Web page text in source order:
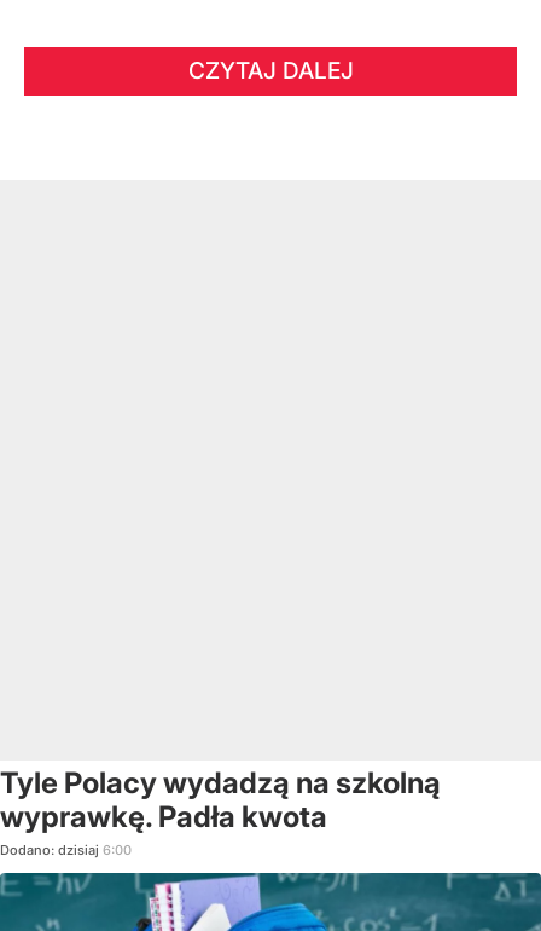
CZYTAJ DALEJ
Tyle Polacy wydadzą na szkolną
wyprawkę. Padła kwota
Dodano: dzisiaj 6:00